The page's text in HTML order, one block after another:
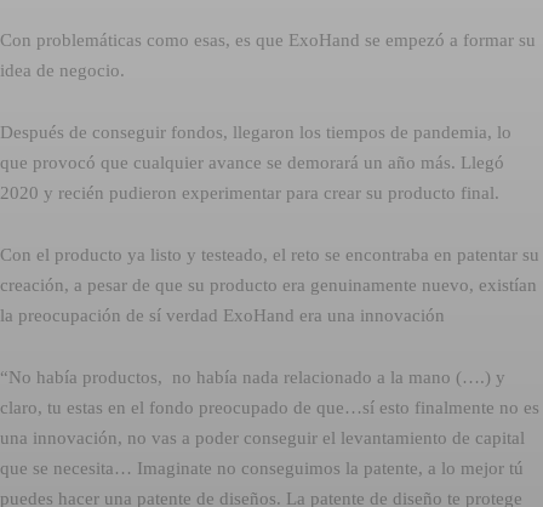
Con problemáticas como esas, es que ExoHand se empezó a formar su
idea de negocio.
Después de conseguir fondos, llegaron los tiempos de pandemia, lo
que provocó que cualquier avance se demorará un año más. Llegó
2020 y recién pudieron experimentar para crear su producto final.
Con el producto ya listo y testeado, el reto se encontraba en patentar su
creación, a pesar de que su producto era genuinamente nuevo, existían
la preocupación de sí verdad ExoHand era una innovación
“No había productos, no había nada relacionado a la mano (….) y
claro, tu estas en el fondo preocupado de que…sí esto finalmente no es
una innovación, no vas a poder conseguir el levantamiento de capital
que se necesita… Imaginate no conseguimos la patente, a lo mejor tú
puedes hacer una patente de diseños. La patente de diseño te protege